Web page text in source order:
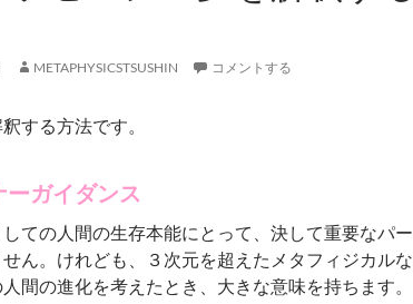
METAPHYSICSTSUSHIN コメントする
する方法です。
ガイダンス
ての人間の生存本能にとって、決して重要なパー
せん。けれども、３次元を超えたメタフィジカルな
間の進化を考えたとき、大きな意味を持ちます。